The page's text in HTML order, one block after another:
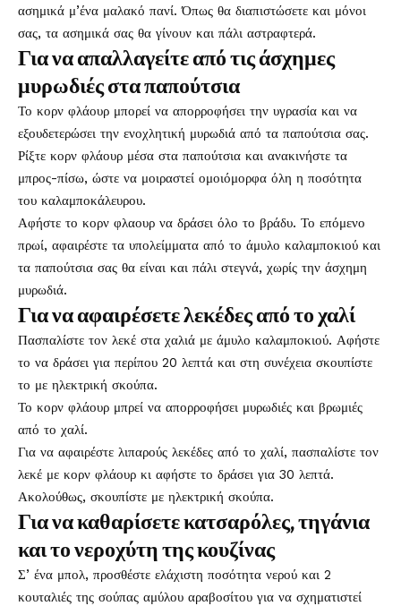
ασημικά μ’ένα μαλακό πανί. Όπως θα διαπιστώσετε και μόνοι
σας, τα ασημικά σας θα γίνουν και πάλι αστραφτερά.
Για να απαλλαγείτε από τις άσχημες
μυρωδιές στα παπούτσια
Το κορν φλάουρ μπορεί να απορροφήσει την υγρασία και να
εξουδετερώσει την ενοχλητική μυρωδιά από τα παπούτσια σας.
Ρίξτε κορν φλάουρ μέσα στα παπούτσια και ανακινήστε τα
μπρος-πίσω, ώστε να μοιραστεί ομοιόμορφα όλη η ποσότητα
του καλαμποκάλευρου.
Αφήστε το κορν φλαουρ να δράσει όλο το βράδυ. Το επόμενο
πρωί, αφαιρέστε τα υπολείμματα από το άμυλο καλαμποκιού και
τα παπούτσια σας θα είναι και πάλι στεγνά, χωρίς την άσχημη
μυρωδιά.
Για να αφαιρέσετε λεκέδες από το χαλί
Πασπαλίστε τον λεκέ στα χαλιά με άμυλο καλαμποκιού. Αφήστε
το να δράσει για περίπου 20 λεπτά και στη συνέχεια σκουπίστε
το με ηλεκτρική σκούπα.
Το κορν φλάουρ μπρεί να απορροφήσει μυρωδιές και βρωμιές
από το χαλί.
Για να αφαιρέστε λιπαρούς λεκέδες από το χαλί, πασπαλίστε τον
λεκέ με κορν φλάουρ κι αφήστε το δράσει για 30 λεπτά.
Ακολούθως, σκουπίστε με ηλεκτρική σκούπα.
Για να καθαρίσετε κατσαρόλες, τηγάνια
και το νεροχύτη της κουζίνας
Σ’ ένα μπολ, προσθέστε ελάχιστη ποσότητα νερού και 2
κουταλιές της σούπας αμύλου αραβοσίτου για να σχηματιστεί